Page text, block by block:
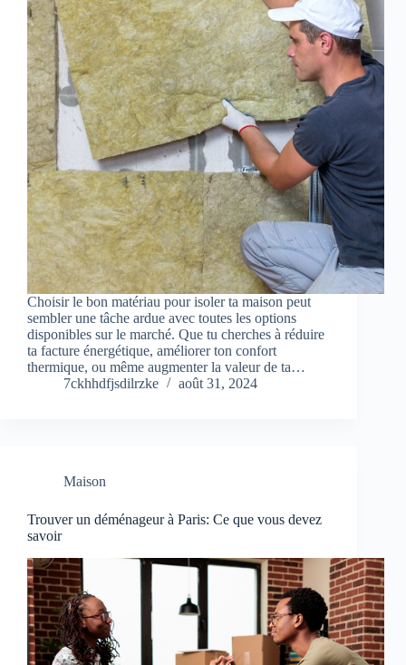
Choisir le bon matériau pour isoler ta maison peut
sembler une tâche ardue avec toutes les options
disponibles sur le marché. Que tu cherches à réduire
ta facture énergétique, améliorer ton confort
thermique, ou même augmenter la valeur de ta…
7ckhhdfjsdilrzke
août 31, 2024
Maison
Trouver un déménageur à Paris: Ce que vous devez
savoir